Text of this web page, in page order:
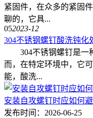
紧固件，在众多的紧固
聊的，它具...
052023-12
304不锈钢螺钉酸洗钝化
304不锈钢螺钉是一
而，在特定环境中，它
能，酸洗...
安装自攻螺钉时应如何避
发布时间：2026-06-25